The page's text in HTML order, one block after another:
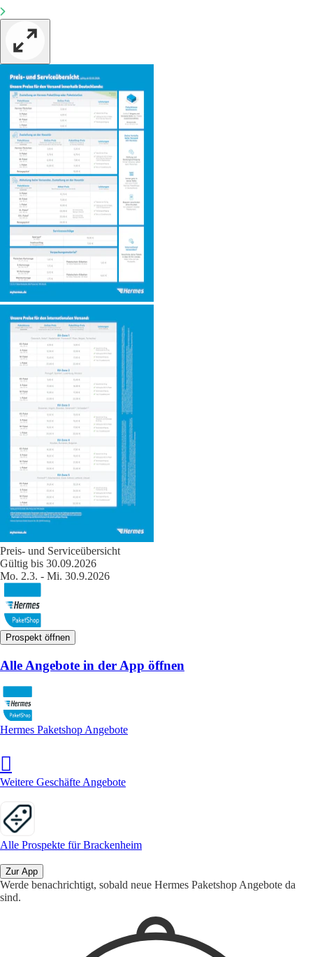
Preis- und Serviceübersicht
Gültig bis 30.09.2026
Mo. 2.3. - Mi. 30.9.2026
Prospekt öffnen
Alle Angebote in der App öffnen
Hermes Paketshop Angebote
Weitere Geschäfte Angebote
Alle Prospekte für Brackenheim
Zur App
Werde benachrichtigt, sobald neue Hermes Paketshop Angebote da
sind.